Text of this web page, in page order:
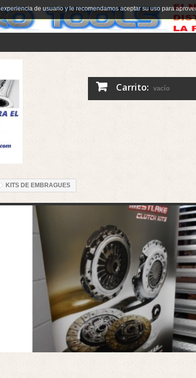
Carrito: vacío
de usuario y le recomendamos aceptar su uso para
KITS DE EMBRAGUES